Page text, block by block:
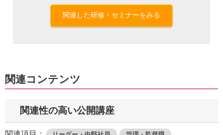
関連した研修・セミナーをみる
関連コンテンツ
関連性の高い公開講座